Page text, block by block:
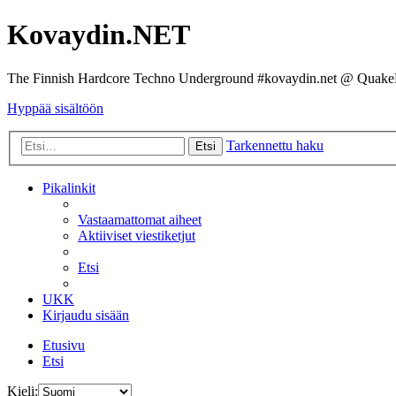
Kovaydin.NET
The Finnish Hardcore Techno Underground #kovaydin.net @
Hyppää sisältöön
Etsi Tarkennettu haku
Pikalinkit
Vastaamattomat aiheet
Aktiiviset viestiketjut
Etsi
UKK
Kirjaudu sisään
Etusivu
Etsi
Kieli: